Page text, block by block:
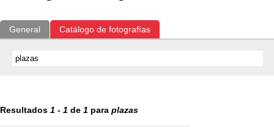
General Catálogo de fotografías
Resultados 1 - 1 de 1 para plazas